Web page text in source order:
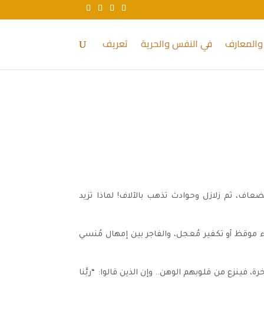
في النفس والحرية تعريف
ثم زلازل وحوادث تذهب بالآلاف! لماذا تزيد
موقظ أو تكفير مُعجل، والفاجر بين إمهال مُنسي
فينزع من قلوبهم الوهن.. وإن الذين قالوا: “ربَّنا